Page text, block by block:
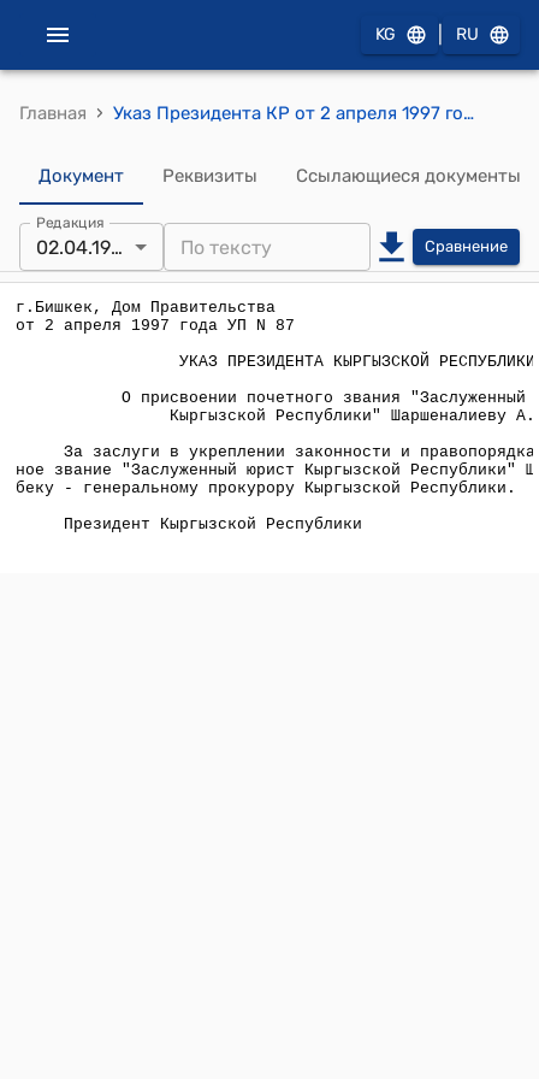
KG RU
Главная › Указ Президента КР от 2 апреля 1997 года УП №87 "О присвоении почетного звания "Заслуженный юрист Кыргызской Республики" Шаршеналиеву А."
Документ Реквизиты Ссылающиеся документы
Редакция
02.04.1997 Сравнение